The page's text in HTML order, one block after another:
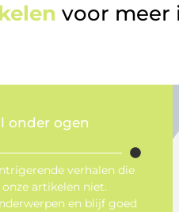
voor meer
onder ogen
verhalen die
artikelen niet.
en blijf goed